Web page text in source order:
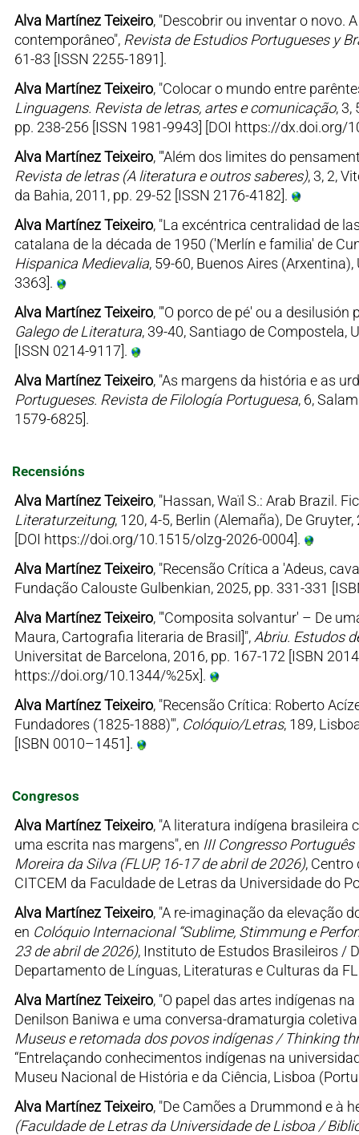
Alva Martínez Teixeiro, "Descobrir ou inventar o novo.
contemporâneo", Revista de Estudios Portugueses y
61-83 [ISSN 2255-1891].
Alva Martínez Teixeiro, "Colocar o mundo entre
Linguagens. Revista de letras, artes e comunicação, 3,
pp. 238-256 [ISSN 1981-9943] [DOI https://
Alva Martínez Teixeiro, "'Além dos limites do
Revista de letras (A literatura e outros saberes), 3, 2,
da Bahia, 2011, pp. 29-52 [ISSN 2176-4182].
Alva Martínez Teixeiro, "La excéntrica centralidad de
catalana de la década de 1950 ('Merlín e familia' de
Hispanica Medievalia, 59-60, Buenos Aires
3363].
Alva Martínez Teixeiro, "'O porco de pé' ou a
Galego de Literatura, 39-40, Santiago de Compostela,
[ISSN 0214-9117].
Alva Martínez Teixeiro, "As margens da história e as
Portugueses. Revista de Filología Portuguesa, 6,
1579-6825].
Recensións
Alva Martínez Teixeiro, "Hassan, Waïl S.: Arab Brazil.
Literaturzeitung, 120, 4-5, Berlin (Alemaña), De
[DOI https://doi.org/10.1515/olzg-2026-0004].
Alva Martínez Teixeiro, "Recensão Crítica a 'Adeus,
Fundação Calouste Gulbenkian, 2025, pp. 331-331
Alva Martínez Teixeiro, "'Composita solvantur' – De
Maura, Cartografia literaria de Brasil]", Abriu. Estudos
Universitat de Barcelona, 2016, pp. 167-172 [ISBN
https://doi.org/10.1344/%25x].
Alva Martínez Teixeiro, "Recensão Crítica: Roberto
Fundadores (1825-1888)'", Colóquio/Letras, 189,
[ISBN 0010–1451].
Congresos
Alva Martínez Teixeiro, "A literatura indígena brasileira
uma escrita nas margens", en III Congresso
Moreira da Silva (FLUP, 16-17 de abril de 2026), Centro
CITCEM da Faculdade de Letras da Universidade do
Alva Martínez Teixeiro, "A re-imaginação da elevação
en Colóquio Internacional “Sublime, Stimmung e
23 de abril de 2026), Instituto de Estudos Brasileiros /
Departamento de Línguas, Literaturas e Culturas da
Alva Martínez Teixeiro, "O papel das artes indígenas
Denilson Baniwa e uma conversa-dramaturgia
Museus e retomada dos povos indígenas / Thinking
“Entrelaçando conhecimentos indígenas na
Museu Nacional de História e da Ciência, Lisboa
Alva Martínez Teixeiro, "De Camões a Drummond e à
(Faculdade de Letras da Universidade de Lisboa /